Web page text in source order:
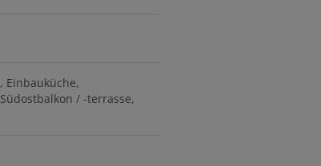
Einbauküche
Südostbalkon / -terrasse